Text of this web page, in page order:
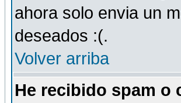
ahora solo envia un
deseados :(.
Volver arriba
He recibido spam o